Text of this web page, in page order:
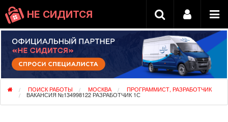
НЕ СИДИТСЯ
ПОИСК РАБОТЫ МОСКВА ПРОГРАММИСТ, РАЗРАБОТЧИК
ВАКАНСИЯ №134998122 РАЗРАБОТЧИК 1С